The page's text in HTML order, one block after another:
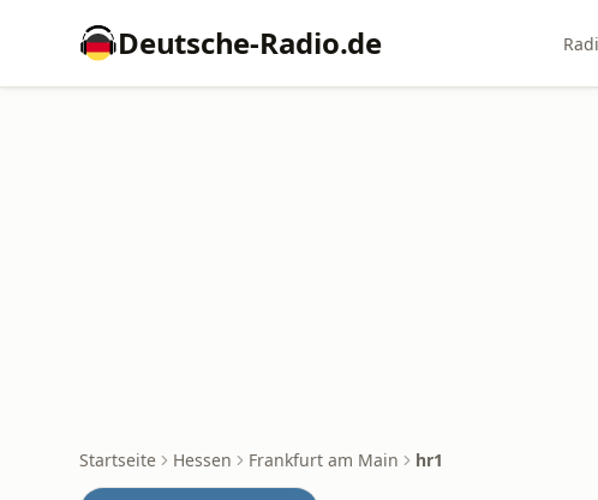
Deutsche-Radio.de
Startseite Hessen Frankfurt am Main hr1